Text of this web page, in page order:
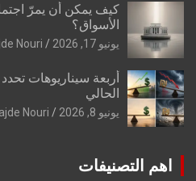
كيف يمكن أن يمرّ
الأسواق؟
يونيو 17, 2026 Nouri
أربعة سيناريوهات
الحالي
يونيو 8, 2026 Nouri
اهم التصنيفات